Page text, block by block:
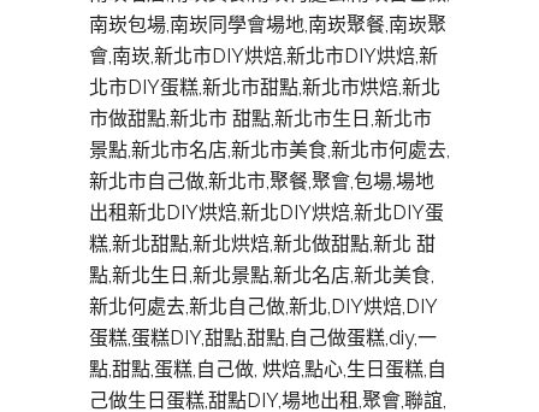
南崁包場,南崁同學會場地,南崁聚餐,南崁聚
會,南崁,新北市DIY烘焙,新北市DIY烘焙,新
北市DIY蛋糕,新北市甜點,新北市烘焙,新北
市做甜點,新北市 甜點,新北市生日,新北市
景點,新北市名店,新北市美食,新北市何處去,
新北市自己做,新北市,聚餐,聚會,包場,場地
出租新北DIY烘焙,新北DIY烘焙,新北DIY蛋
糕,新北甜點,新北烘焙,新北做甜點,新北 甜
點,新北生日,新北景點,新北名店,新北美食,
新北何處去,新北自己做,新北,DIY烘焙,DIY
蛋糕,蛋糕DIY,甜點,甜點,自己做蛋糕,diy,一
點,甜點,蛋糕,自己做, 烘焙,點心,生日蛋糕,自
己做生日蛋糕,甜點DIY,場地出租,聚會,聯誼,